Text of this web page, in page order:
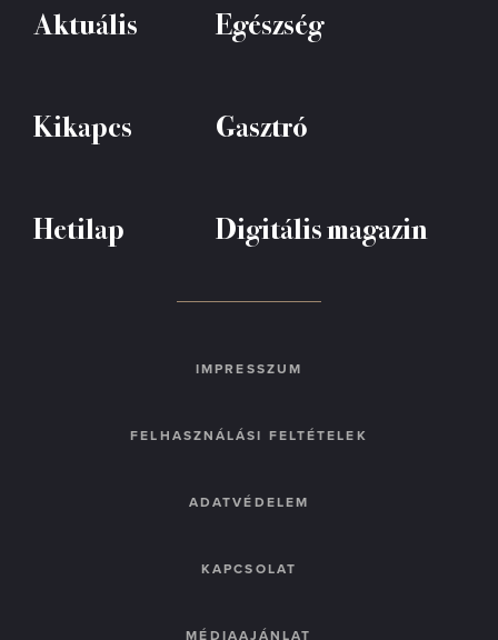
Aktuális Egészség
Kikapcs Gasztró
Hetilap Digitális magazin
IMPRESSZUM
FELHASZNÁLÁSI FELTÉTELEK
ADATVÉDELEM
KAPCSOLAT
MÉDIAAJÁNLAT